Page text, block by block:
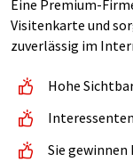
Eine Premium-
Visitenkarte und
zuverlässig im
Hohe
Sie